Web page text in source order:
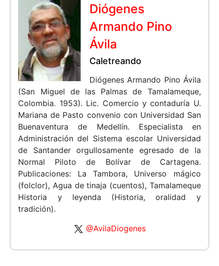
Diógenes
Armando Pino
Ávila
Caletreando
Diógenes Armando Pino Ávila
(San Miguel de las Palmas de Tamalameque,
Colombia. 1953). Lic. Comercio y contaduría U.
Mariana de Pasto convenio con Universidad San
Buenaventura de Medellín. Especialista en
Administración del Sistema escolar Universidad
de Santander orgullosamente egresado de la
Normal Piloto de Bolívar de Cartagena.
Publicaciones: La Tambora, Universo mágico
(folclor), Agua de tinaja (cuentos), Tamalameque
Historia y leyenda (Historia, oralidad y
tradición).
@AvilaDiogenes